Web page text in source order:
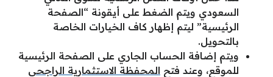
السعودي ويتم الضغط على أيقونة “الصفحة
الرئيسية” ليتم إظهار كاف الخيارات الخاصة
بالتحويل.
ويتم إضافة الحساب الجاري على الصفحة الرئيسية
للموقع، وعند فتح المحفظة الاستثمارية الراجحي